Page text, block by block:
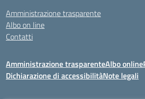
Amministrazione trasparente
Albo on line
Contatti
Amministrazione trasparenteAlbo online
Dichiarazione di accessibilitàNote legali